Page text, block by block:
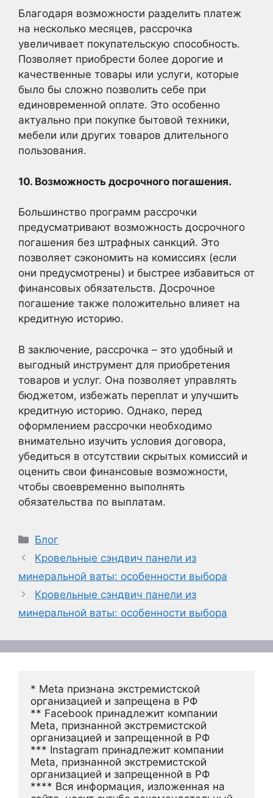
Благодаря возможности разделить платеж
на несколько месяцев, рассрочка
увеличивает покупательскую способность.
Позволяет приобрести более дорогие и
качественные товары или услуги, которые
было бы сложно позволить себе при
единовременной оплате. Это особенно
актуально при покупке бытовой техники,
мебели или других товаров длительного
пользования.
10. Возможность досрочного погашения.
Большинство программ рассрочки
предусматривают возможность досрочного
погашения без штрафных санкций. Это
позволяет сэкономить на комиссиях (если
они предусмотрены) и быстрее избавиться от
финансовых обязательств. Досрочное
погашение также положительно влияет на
кредитную историю.
В заключение, рассрочка – это удобный и
выгодный инструмент для приобретения
товаров и услуг. Она позволяет управлять
бюджетом, избежать переплат и улучшить
кредитную историю. Однако, перед
оформлением рассрочки необходимо
внимательно изучить условия договора,
убедиться в отсутствии скрытых комиссий и
оценить свои финансовые возможности,
чтобы своевременно выполнять
обязательства по выплатам.
Рубрики
Блог
Кровельные сэндвич панели из
минеральной ваты: особенности выбора
Кровельные сэндвич панели из
минеральной ваты: особенности выбора
* Meta признана экстремистской
организацией и запрещена в РФ
** Facebook принадлежит компании
Meta, признанной экстремистской
организацией и запрещенной в РФ
*** Instagram принадлежит компании
Meta, признанной экстремистской
организацией и запрещенной в РФ
**** Вся информация, изложенная на